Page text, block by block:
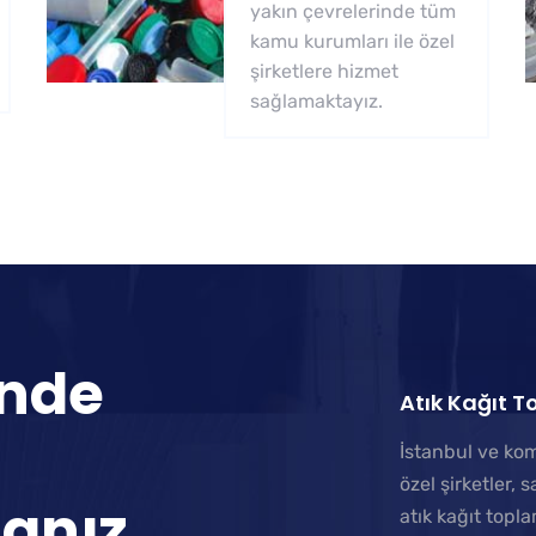
yakın çevrelerinde tüm
kamu kurumları ile özel
şirketlere hizmet
sağlamaktayız.
Atık Kağıt
İstanbul ve
özel şirketler,
atık kağıt